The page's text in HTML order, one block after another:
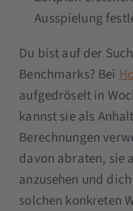
Ausspielung
Du bist auf der
Benchmarks? Bei
aufgedröselt in
kannst sie als
Berechnungen
davon abraten, sie
anzusehen und
solchen konkreten